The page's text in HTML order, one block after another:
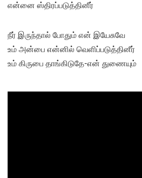
என்னை ஸ்திரப்படுத்தினீர்
நீர் இருந்தால் போதும் என் இயேசுவே
உம் அன்பை என்னில் வெளிப்படுத்தினீர்
உம் கிருபை தாங்கிடுதே-என் துணையும்